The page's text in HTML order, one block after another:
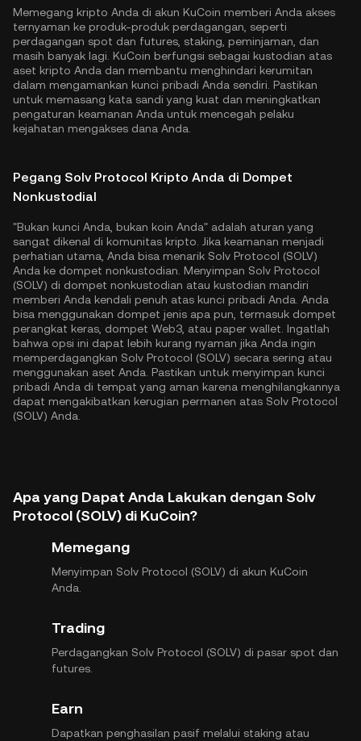
Memegang kripto Anda di akun KuCoin memberi Anda akses
ternyaman ke produk-produk perdagangan, seperti
perdagangan spot dan futures, staking, peminjaman, dan
masih banyak lagi. KuCoin berfungsi sebagai kustodian atas
aset kripto Anda dan membantu menghindari kerumitan
dalam mengamankan kunci pribadi Anda sendiri. Pastikan
untuk memasang kata sandi yang kuat dan meningkatkan
pengaturan keamanan Anda untuk mencegah pelaku
kejahatan mengakses dana Anda.
Pegang Solv Protocol Kripto Anda di Dompet
Nonkustodial
"Bukan kunci Anda, bukan koin Anda" adalah aturan yang
sangat dikenal di komunitas kripto. Jika keamanan menjadi
perhatian utama, Anda bisa menarik Solv Protocol (SOLV)
Anda ke dompet nonkustodian. Menyimpan Solv Protocol
(SOLV) di dompet nonkustodian atau kustodian mandiri
memberi Anda kendali penuh atas kunci pribadi Anda. Anda
bisa menggunakan dompet jenis apa pun, termasuk dompet
perangkat keras, dompet Web3, atau paper wallet. Ingatlah
bahwa opsi ini dapat lebih kurang nyaman jika Anda ingin
memperdagangkan Solv Protocol (SOLV) secara sering atau
menggunakan aset Anda. Pastikan untuk menyimpan kunci
pribadi Anda di tempat yang aman karena menghilangkannya
dapat mengakibatkan kerugian permanen atas Solv Protocol
(SOLV) Anda.
Apa yang Dapat Anda Lakukan dengan Solv
Protocol (SOLV) di KuCoin?
Memegang
Menyimpan Solv Protocol (SOLV) di akun KuCoin
Anda.
Trading
Perdagangkan Solv Protocol (SOLV) di pasar spot dan
futures.
Earn
Dapatkan penghasilan pasif melalui staking atau